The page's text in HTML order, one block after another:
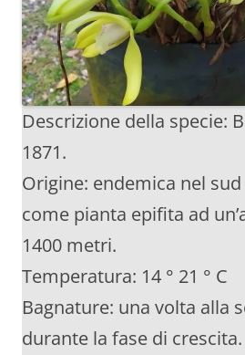
Descrizione della specie:
1871.
Origine: endemica nel
come pianta epifita ad
1400 metri.
Temperatura: 14 ° 21 ° C
Bagnature: una volta alla
durante la fase di